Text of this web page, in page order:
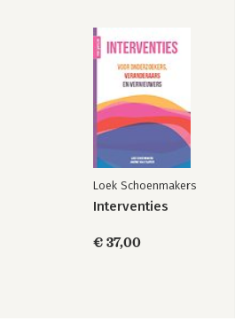
Loek Schoenmakers
Interventies
€ 37,00